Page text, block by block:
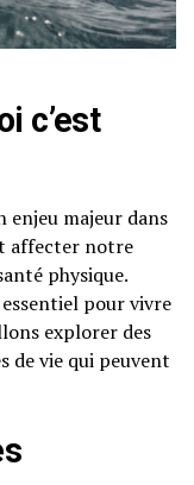
c’est
enjeu majeur dans
affecter notre
physique.
pour vivre
explorer des
de vie qui peuvent